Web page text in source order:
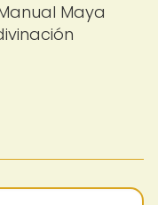
Maya